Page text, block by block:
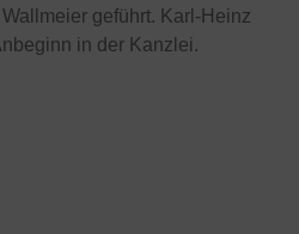
geführt. Karl-Heinz
in der Kanzlei.